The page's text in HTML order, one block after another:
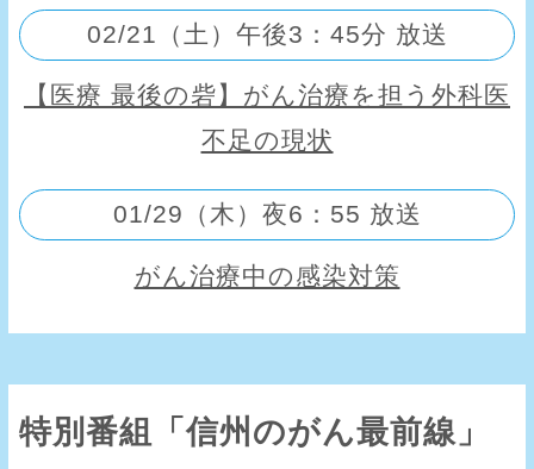
02/21（土）午後3：45分 放送
【医療 最後の砦】がん治療を担う外科医
不足の現状
01/29（木）夜6：55 放送
がん治療中の感染対策
特別番組「信州のがん最前線」